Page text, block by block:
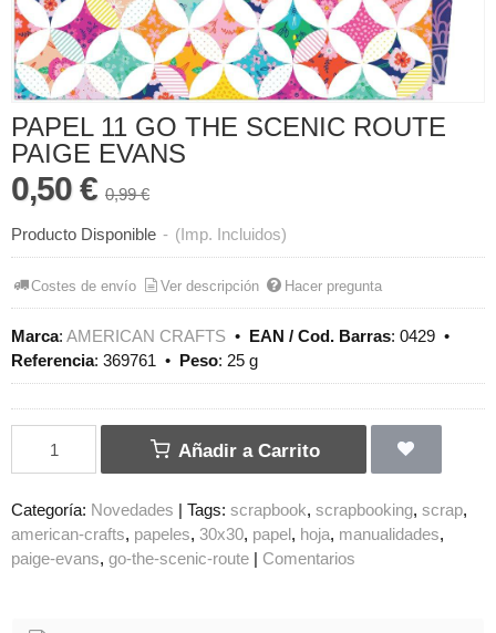
PAPEL 11 GO THE SCENIC ROUTE
PAIGE EVANS
0,50 € 0,99 €
Producto Disponible - (Imp. Incluidos)
Costes de envío Ver descripción Hacer pregunta
Marca: AMERICAN CRAFTS • EAN / Cod. Barras: 0429 •
Referencia: 369761 • Peso: 25 g
Añadir a Carrito
Categoría: Novedades Tags: scrapbook scrapbooking scrap
american-crafts papeles 30x30 papel hoja manualidades
paige-evans go-the-scenic-route Comentarios